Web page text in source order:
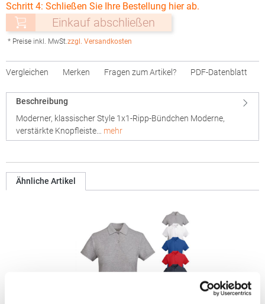
Schritt 4: Schließen Sie Ihre Bestellung hier ab.
Einkauf abschließen
* Preise inkl. MwSt.zzgl. Versandkosten
Vergleichen Merken Fragen zum Artikel? PDF-Datenblatt
Beschreibung
Moderner, klassischer Style 1x1-Ripp-Bündchen Moderne,
verstärkte Knopfleiste… mehr
Ähnliche Artikel